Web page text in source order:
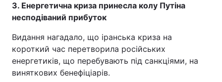
3. Енергетична криза принесла колу Путіна
несподіваний прибуток
Видання нагадало, що іранська криза на
короткий час перетворила російських
енергетиків, що перебувають під санкціями, на
виняткових бенефіціарів.